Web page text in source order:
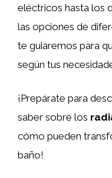
eléctricos hasta los
las opciones de
te guiaremos para
según tus
¡Prepárate para
saber sobre los
cómo pueden
baño!